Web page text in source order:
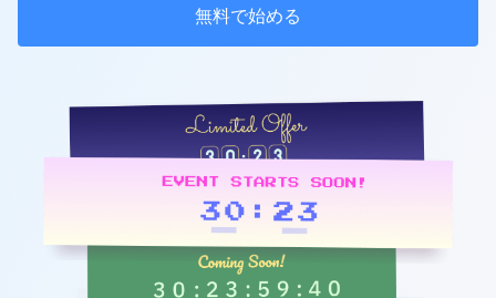
無料で始める